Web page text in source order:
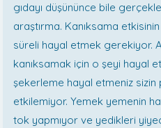
gıdayı düşününce bile
araştırma. Kanıksama
süreli hayal etmek gerekiyor.
kanıksamak için o şeyi hayal
şekerleme hayal etmeniz sizin
etkilemiyor. Yemek yemenin
tok yapmıyor ve yedikleri